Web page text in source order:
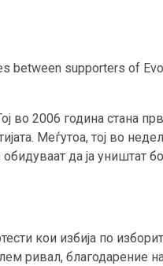
between supporters of
во 2006 година стана
Меѓутоа, тој во
да ја уништат
кои избија по
ривал, благодарение